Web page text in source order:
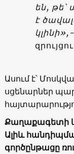
են, թե՝
է
կլինի»,-
Ասում է՝
սցենարներ
Քաղաքագետի
Ալիև
գործընթացը